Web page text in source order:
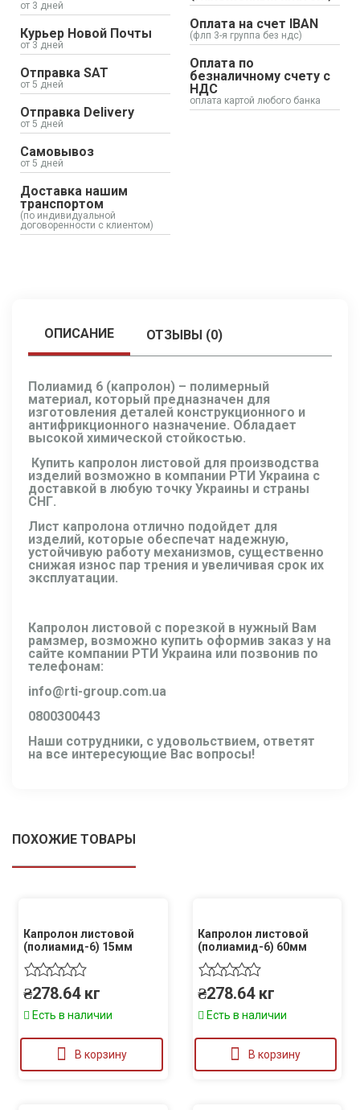
от 3 дней
Курьер Новой Почты
от 3 дней
Отправка SAT
от 5 дней
Отправка Delivery
от 5 дней
Самовывоз
от 5 дней
Доставка нашим
транспортом
(по индивидуальной
договоренности с клиентом)
Оплата на счет IBAN
(флп 3-я группа без ндс)
Оплата по
безналичному счету с
НДС
оплата картой любого банка
ОПИСАНИЕ ОТЗЫВЫ (0)
Полиамид 6 (капролон) – полимерный
материал, который предназначен для
изготовления деталей конструкционного и
антифрикционного назначение. Обладает
высокой химической стойкостью.
Купить капролон листовой для производства
изделий возможно в компании РТИ Украина с
доставкой в любую точку Украины и страны
СНГ.
Лист капролона отлично подойдет для
изделий, которые обеспечат надежную,
устойчивую работу механизмов, существенно
снижая износ пар трения и увеличивая срок их
эксплуатации.
Капролон листовой с порезкой в нужный Вам
рамзмер, возможно купить оформив заказ у на
сайте компании РТИ Украина или позвонив по
телефонам:
info@rti-group.com.ua
0800300443
Наши сотрудники, с удовольствием, ответят
на все интересующие Вас вопросы!
ПОХОЖИЕ ТОВАРЫ
Капролон листовой
(полиамид-6) 15мм
₴278.64 кг
Есть в наличии
В корзину
Капролон листовой
(полиамид-6) 60мм
₴278.64 кг
Есть в наличии
В корзину